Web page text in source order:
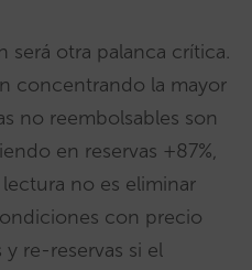
será otra palanca crítica.
concentrando la mayor
no reembolsables son
en reservas +87%,
lectura no es eliminar
con precio
re-reservas si el